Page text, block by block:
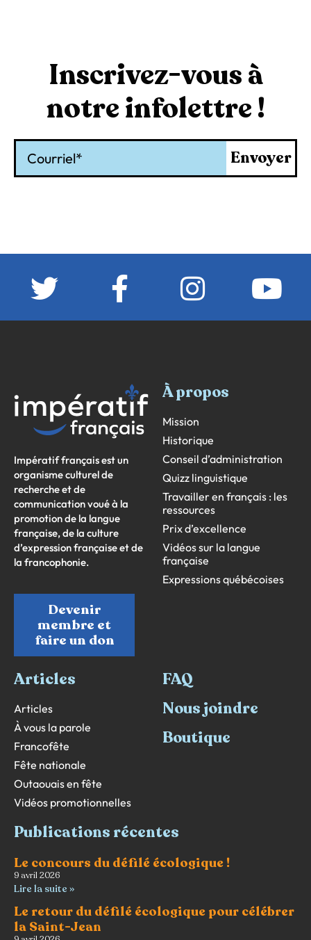
Inscrivez-vous à
notre infolettre !
Envoyer
Impératif français est un
organisme culturel de
recherche et de
communication voué à la
promotion de la langue
française, de la culture
d’expression française et de
la francophonie.
Devenir
membre et
faire un don
À propos
Mission
Historique
Conseil d’administration
Quizz linguistique
Travailler en français : les
ressources
Prix d’excellence
Vidéos sur la langue
française
Expressions québécoises
Articles
Articles
À vous la parole
Francofête
Fête nationale
Outaouais en fête
Vidéos promotionnelles
FAQ
Nous joindre
Boutique
Publications récentes
Le concours du défilé écologique !
9 avril 2026
Lire la suite »
Le retour du défilé écologique pour célébrer
la Saint-Jean